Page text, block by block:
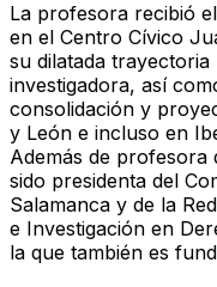
La profesora recibió
en el Centro Cívico
su dilatada
investigadora, así
consolidación y
y León e incluso en
Además de
sido presidenta del
Salamanca y de la
e Investigación en
la que también es